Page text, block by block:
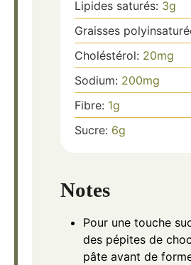
Lipides saturés: 3g
Graisses
Choléstérol: 20mg
Sodium: 200mg
Fibre: 1g
Sucre: 6g
Notes
Pour une touche
des pépites de
pâte avant de